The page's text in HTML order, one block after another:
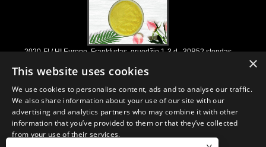
2020-FI / HI Europe, Frankfurtas, gruodžio 1-3 d., 30B52 stendas
2021/03/30
Mes kuriame, platiname ir platiname pagrindinius ingredientus ir
produktus, skirtus maisto produktams, maisto papildams ir
funkcionalioms maisto ir gėrimų pramonei, pagaminti iš pirminių
gamybos įmonių Kinijoje, Japonijoje ir Korėjoje, kur turime ilgametę
patirtį ir esame labai gerai įsitvirtinę. Mūsų patirtis ir reputacija
apsirūpinant naudinga mūsų partneriams visame pasaulyje.
×
This website uses cookies
We use cookies to personalise content, ads and to analyse our traffic.
We also share information about your use of our site with our
advertising and analytics partners who may combine it with other
information that you’ve provided to them or that they’ve collected
from your use of their services.